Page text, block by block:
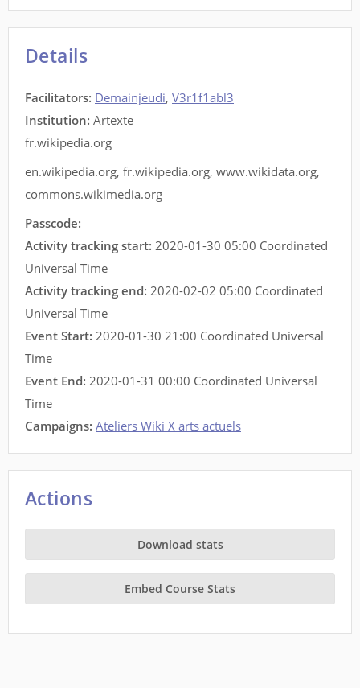
Details
Facilitators: Demainjeudi, V3r1f1abl3
Institution: Artexte
fr.wikipedia.org
en.wikipedia.org, fr.wikipedia.org, www.wikidata.org,
commons.wikimedia.org
Passcode:
Activity tracking start: 2020-01-30 05:00 Coordinated
Universal Time
Activity tracking end: 2020-02-02 05:00 Coordinated
Universal Time
Event Start: 2020-01-30 21:00 Coordinated Universal
Time
Event End: 2020-01-31 00:00 Coordinated Universal
Time
Campaigns: Ateliers Wiki X arts actuels
Actions
Download stats
Embed Course Stats